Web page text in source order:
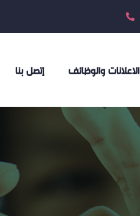
إتصل بنا الاعلانات والوظائف